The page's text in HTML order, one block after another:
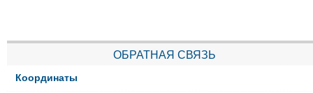
ОБРАТНАЯ СВЯЗЬ
Координаты